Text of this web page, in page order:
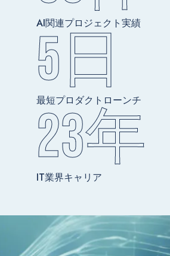
AI関連プロジェクト実績
5日
最短プロダクトローンチ
23年
IT業界キャリア